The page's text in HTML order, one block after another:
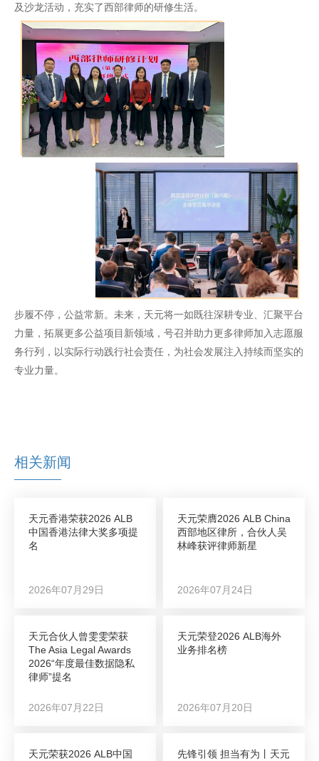
及沙龙活动，充实了西部律师的研修生活。
步履不停，公益常新。未来，天元将一如既往深耕专业、汇聚平台
力量，拓展更多公益项目新领域，号召并助力更多律师加入志愿服
务行列，以实际行动践行社会责任，为社会发展注入持续而坚实的
专业力量。
相关新闻
天元香港荣获2026 ALB
中国香港法律大奖多项提
名
2026年07月29日
天元荣膺2026 ALB China
西部地区律所，合伙人吴
林峰获评律师新星
2026年07月24日
天元合伙人曾雯雯荣获
The Asia Legal Awards
2026“年度最佳数据隐私
律师”提名
2026年07月22日
天元荣登2026 ALB海外
业务排名榜
2026年07月20日
天元荣获2026 ALB中国
先锋引领 担当有为丨天元